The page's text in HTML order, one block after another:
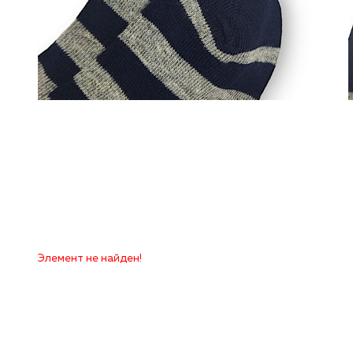
Элемент не найден!